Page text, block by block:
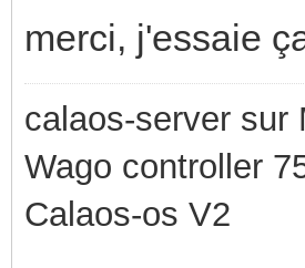
merci, j'essaie
calaos-server sur
Wago controller
Calaos-os V2